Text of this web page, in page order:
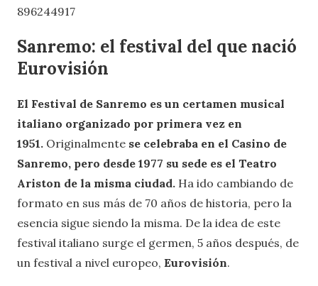
896244917
Sanremo: el festival del que nació
Eurovisión
El Festival de Sanremo es un certamen musical
italiano organizado por primera vez en
1951. Originalmente se celebraba en el Casino de
Sanremo, pero desde 1977 su sede es el Teatro
Ariston de la misma ciudad. Ha ido cambiando de
formato en sus más de 70 años de historia, pero la
esencia sigue siendo la misma. De la idea de este
festival italiano surge el germen, 5 años después, de
un festival a nivel europeo, Eurovisión.